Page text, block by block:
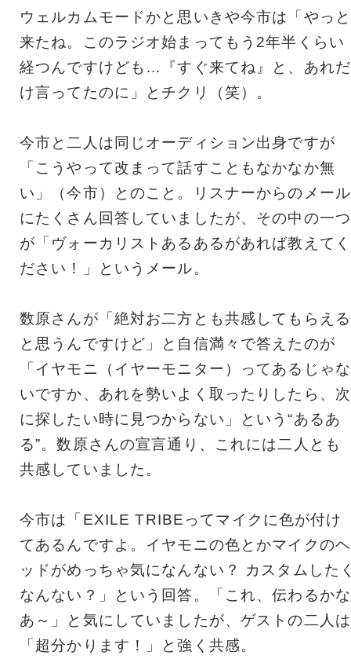
ウェルカムモードかと思いきや今市は「やっと
来たね。このラジオ始まってもう2年半くらい
経つんですけども…『すぐ来てね』と、あれだ
け言ってたのに」とチクリ（笑）。
今市と二人は同じオーディション出身ですが
「こうやって改まって話すこともなかなか無
い」（今市）とのこと。リスナーからのメール
にたくさん回答していましたが、その中の一つ
が「ヴォーカリストあるあるがあれば教えてく
ださい！」というメール。
数原さんが「絶対お二方とも共感してもらえる
と思うんですけど」と自信満々で答えたのが
「イヤモニ（イヤーモニター）ってあるじゃな
いですか、あれを勢いよく取ったりしたら、次
に探したい時に見つからない」という“あるあ
る”。数原さんの宣言通り、これには二人とも
共感していました。
今市は「EXILE TRIBEってマイクに色が付け
てあるんですよ。イヤモニの色とかマイクのヘ
ッドがめっちゃ気になんない？ カスタムした
なんない？」という回答。「これ、伝わるかな
あ～」と気にしていましたが、ゲストの二人は
「超分かります！」と強く共感。